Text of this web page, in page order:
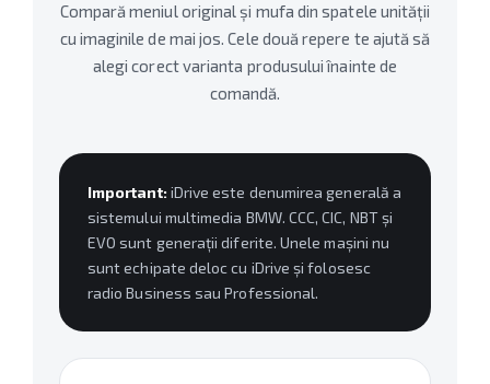
Compară meniul original și mufa din spatele unității
cu imaginile de mai jos. Cele două repere te ajută să
alegi corect varianta produsului înainte de
comandă.
Important: iDrive este denumirea generală a
sistemului multimedia BMW. CCC, CIC, NBT și
EVO sunt generații diferite. Unele mașini nu
sunt echipate deloc cu iDrive și folosesc
radio Business sau Professional.